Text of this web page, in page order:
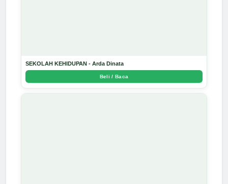
SEKOLAH KEHIDUPAN - Arda Dinata
Beli / Baca